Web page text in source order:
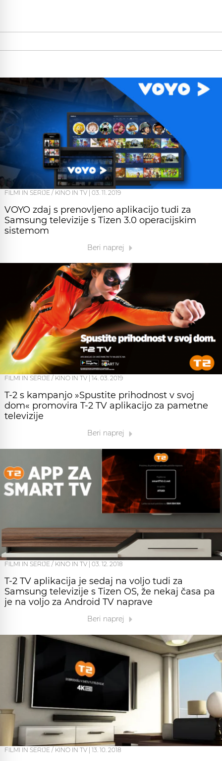
FILMI IN SERIJE / KINO IN TV | 03. 11. 2019
VOYO zdaj s prenovljeno aplikacijo tudi za
Samsung televizije s Tizen 3.0 operacijskim
sistemom
Beri naprej
FILMI IN SERIJE / KINO IN TV 14. 03. 2019
T-2 s kampanjo »Spustite prihodnost v svoj
dom« promovira T-2 TV aplikacijo za pametne
televizije
Beri naprej
FILMI IN SERIJE / KINO IN TV 03. 12. 2018
T-2 TV aplikacija je sedaj na voljo tudi za
Samsung televizije s Tizen OS, že nekaj časa pa
je na voljo za Android TV naprave
Beri naprej
FILMI IN SERIJE / KINO IN TV 13. 10. 2018